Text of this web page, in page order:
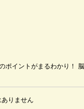
ポイントがまるわかり！
りません